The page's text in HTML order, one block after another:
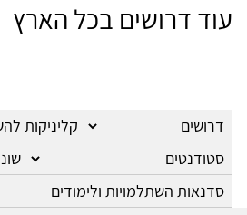
עוד דרושים בכל הארץ